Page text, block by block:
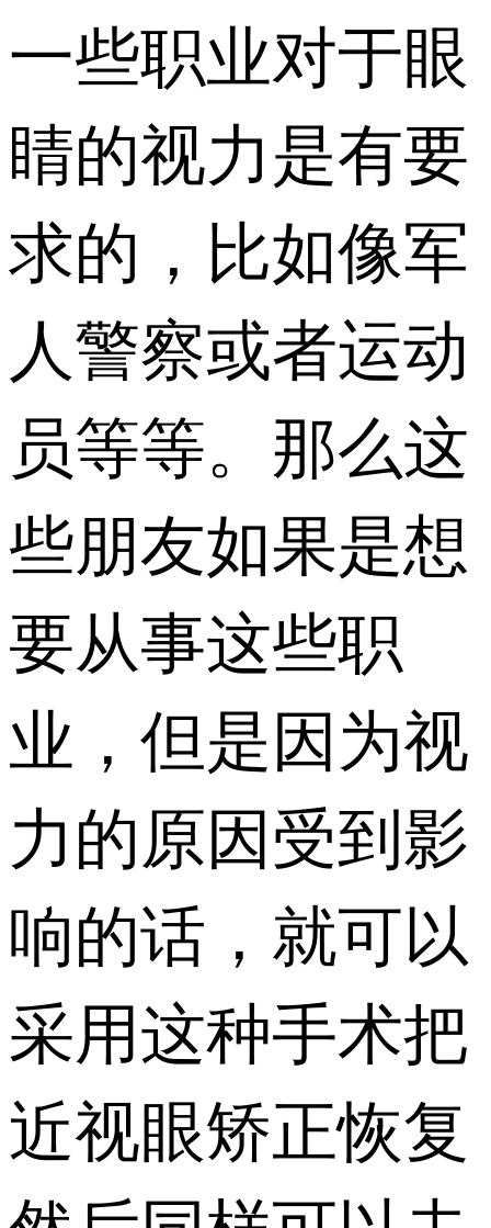
一些职业对于眼
睛的视力是有要
求的，比如像军
人警察或者运动
员等等。那么这
些朋友如果是想
要从事这些职
业，但是因为视
力的原因受到影
响的话，就可以
采用这种手术把
近视眼矫正恢复